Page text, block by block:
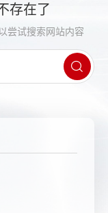
存在了
尝试搜索网站内容